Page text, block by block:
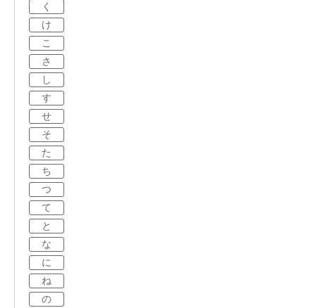
く
け
こ
さ
し
す
せ
そ
た
ち
つ
て
と
な
に
ね
の